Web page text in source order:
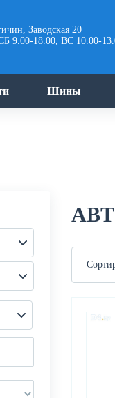
Заводская 20
9.00-18.00, ВС 10.00-
Шины